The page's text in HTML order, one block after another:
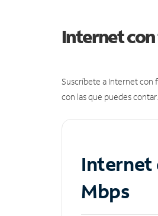
Internet
Suscríbete a Internet con
con las que puedes contar.
Internet
Mbps